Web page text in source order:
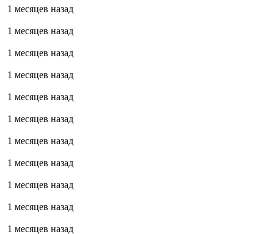
1 месяцев назад
1 месяцев назад
1 месяцев назад
1 месяцев назад
1 месяцев назад
1 месяцев назад
1 месяцев назад
1 месяцев назад
1 месяцев назад
1 месяцев назад
1 месяцев назад